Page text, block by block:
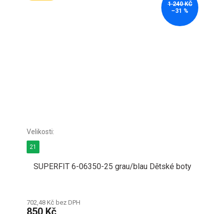
1 240 KČ
–31 %
SUPERFIT 6-06350-25 grau/blau Dětské boty
702,48 Kč bez DPH
21